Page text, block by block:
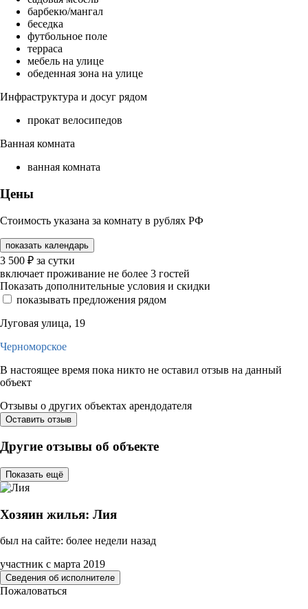
барбекю/мангал
беседка
футбольное поле
терраса
мебель на улице
обеденная зона на улице
Инфраструктура и досуг рядом
прокат велосипедов
Ванная комната
ванная комната
Цены
Стоимость указана за комнату в рублях РФ
показать календарь
3 500 ₽ за сутки
включает проживание не более 3 гостей
Показать дополнительные условия и скидки
показывать предложения рядом
Луговая улица, 19
Черноморское
В настоящее время пока никто не оставил отзыв на данный
объект
Отзывы о других объектах арендодателя
Оставить отзыв
Другие отзывы об объекте
Показать ещё
Хозяин жилья: Лия
был на сайте: более недели назад
участник с марта 2019
Сведения об исполнителе
Пожаловаться